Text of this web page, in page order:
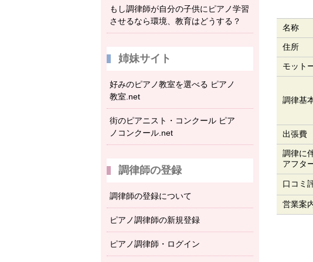
もし調律師が自分の子供にピアノ学習
させるなら環境、教育はどうする？
姉妹サイト
好みのピアノ教室を選べる ピアノ
教室.net
街のピアニスト・コンクール ピア
ノコンクール.net
調律師の登録
調律師の登録について
ピアノ調律師の新規登録
ピアノ調律師・ログイン
名称
住所
モット
調律基
出張費
調律に
アフタ
口コミ
営業案